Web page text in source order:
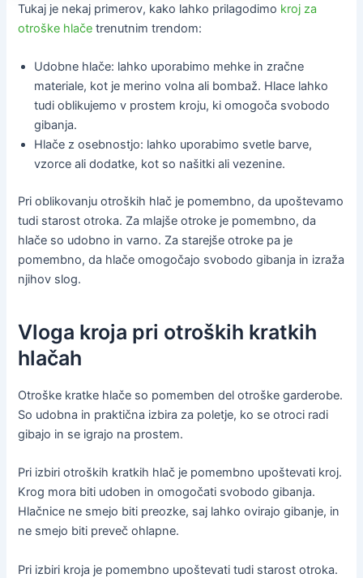
Tukaj je nekaj primerov, kako lahko prilagodimo kroj za
otroške hlače trenutnim trendom:
Udobne hlače: lahko uporabimo mehke in zračne
materiale, kot je merino volna ali bombaž. Hlace lahko
tudi oblikujemo v prostem kroju, ki omogoča svobodo
gibanja.
Hlače z osebnostjo: lahko uporabimo svetle barve,
vzorce ali dodatke, kot so našitki ali vezenine.
Pri oblikovanju otroških hlač je pomembno, da upoštevamo
tudi starost otroka. Za mlajše otroke je pomembno, da
hlače so udobno in varno. Za starejše otroke pa je
pomembno, da hlače omogočajo svobodo gibanja in izraža
njihov slog.
Vloga kroja pri otroških kratkih
hlačah
Otroške kratke hlače so pomemben del otroške garderobe.
So udobna in praktična izbira za poletje, ko se otroci radi
gibajo in se igrajo na prostem.
Pri izbiri otroških kratkih hlač je pomembno upoštevati kroj.
Krog mora biti udoben in omogočati svobodo gibanja.
Hlačnice ne smejo biti preozke, saj lahko ovirajo gibanje, in
ne smejo biti preveč ohlapne.
Pri izbiri kroja je pomembno upoštevati tudi starost otroka.